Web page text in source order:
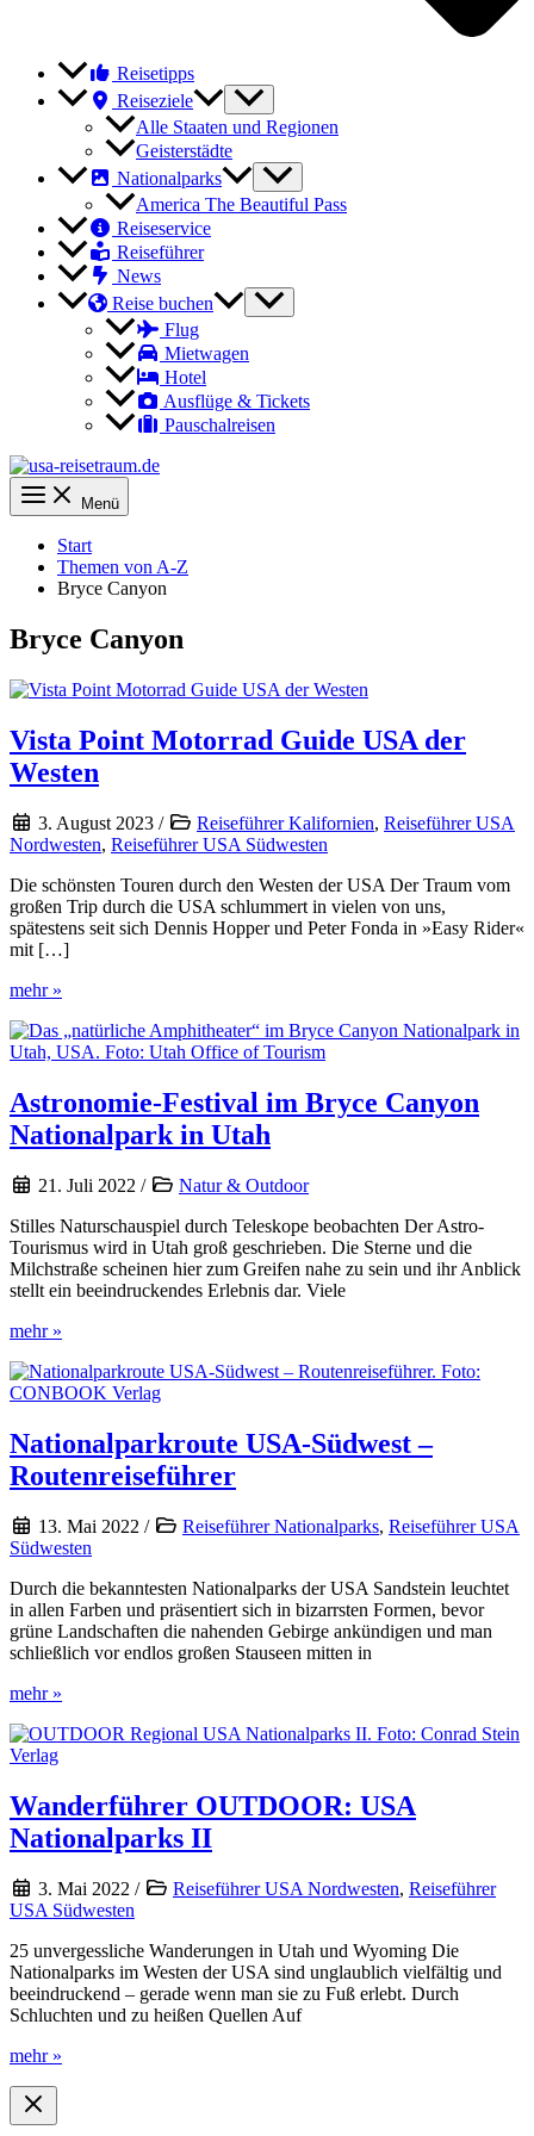
Reisetipps
Reiseziele
Alle Staaten und Regionen
Geisterstädte
Nationalparks
America The Beautiful Pass
Reiseservice
Reiseführer
News
Reise buchen
Flug
Mietwagen
Hotel
Ausflüge & Tickets
Pauschalreisen
Menü
Start
Themen von A-Z
Bryce Canyon
Bryce Canyon
Vista Point Motorrad Guide USA der
Westen
3. August 2023 / Reiseführer Kalifornien, Reiseführer USA
Nordwesten, Reiseführer USA Südwesten
Die schönsten Touren durch den Westen der USA Der Traum vom
großen Trip durch die USA schlummert in vielen von uns,
spätestens seit sich Dennis Hopper und Peter Fonda in »Easy Rider«
mit […]
Vista
Motorrad
Guide
der
Westen
mehr »
Astronomie-Festival im Bryce Canyon
Nationalpark in Utah
21. Juli 2022 /
Natur & Outdoor
Stilles Naturschauspiel durch Teleskope beobachten Der Astro-
Tourismus wird in Utah groß geschrieben. Die Sterne und die
Milchstraße scheinen hier zum Greifen nahe zu sein und ihr Anblick
stellt ein beeindruckendes Erlebnis dar. Viele
Astronomie-
im
Bryce
Nationalpark
in
Utah
mehr »
Nationalparkroute USA-Südwest –
Routenreiseführer
13. Mai 2022 / Reiseführer Nationalparks, Reiseführer USA
Südwesten
Durch die bekanntesten Nationalparks der USA Sandstein leuchtet
in allen Farben und präsentiert sich in bizarrsten Formen, bevor
grüne Landschaften die nahenden Gebirge ankündigen und man
schließlich vor endlos großen Stauseen mitten in
Nationalparkroute
Südwest
–
mehr »
Wanderführer OUTDOOR: USA
Nationalparks II
3. Mai 2022 / Reiseführer USA Nordwesten, Reiseführer
USA Südwesten
25 unvergessliche Wanderungen in Utah und Wyoming Die
Nationalparks im Westen der USA sind unglaublich vielfältig und
beeindruckend – gerade wenn man sie zu Fuß erlebt. Durch
Schluchten und zu heißen Quellen Auf
Wanderführer
USA
Nationalparks
mehr »